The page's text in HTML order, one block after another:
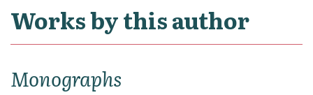
Works by this author
Monographs